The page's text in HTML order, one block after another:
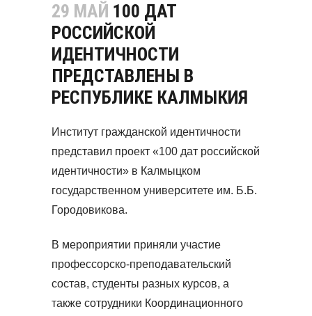
29 МАЙ 100 ДАТ
РОССИЙСКОЙ
ИДЕНТИЧНОСТИ
ПРЕДСТАВЛЕНЫ В
РЕСПУБЛИКЕ КАЛМЫКИЯ
Институт гражданской идентичности
представил проект «100 дат российской
идентичности» в Калмыцком
государственном университете им. Б.Б.
Городовикова.
В мероприятии приняли участие
профессорско-преподавательский
состав, студенты разных курсов, а
также сотрудники Координационного